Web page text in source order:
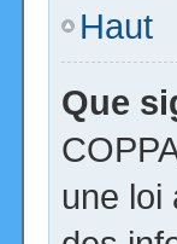
Haut
Que
une loi